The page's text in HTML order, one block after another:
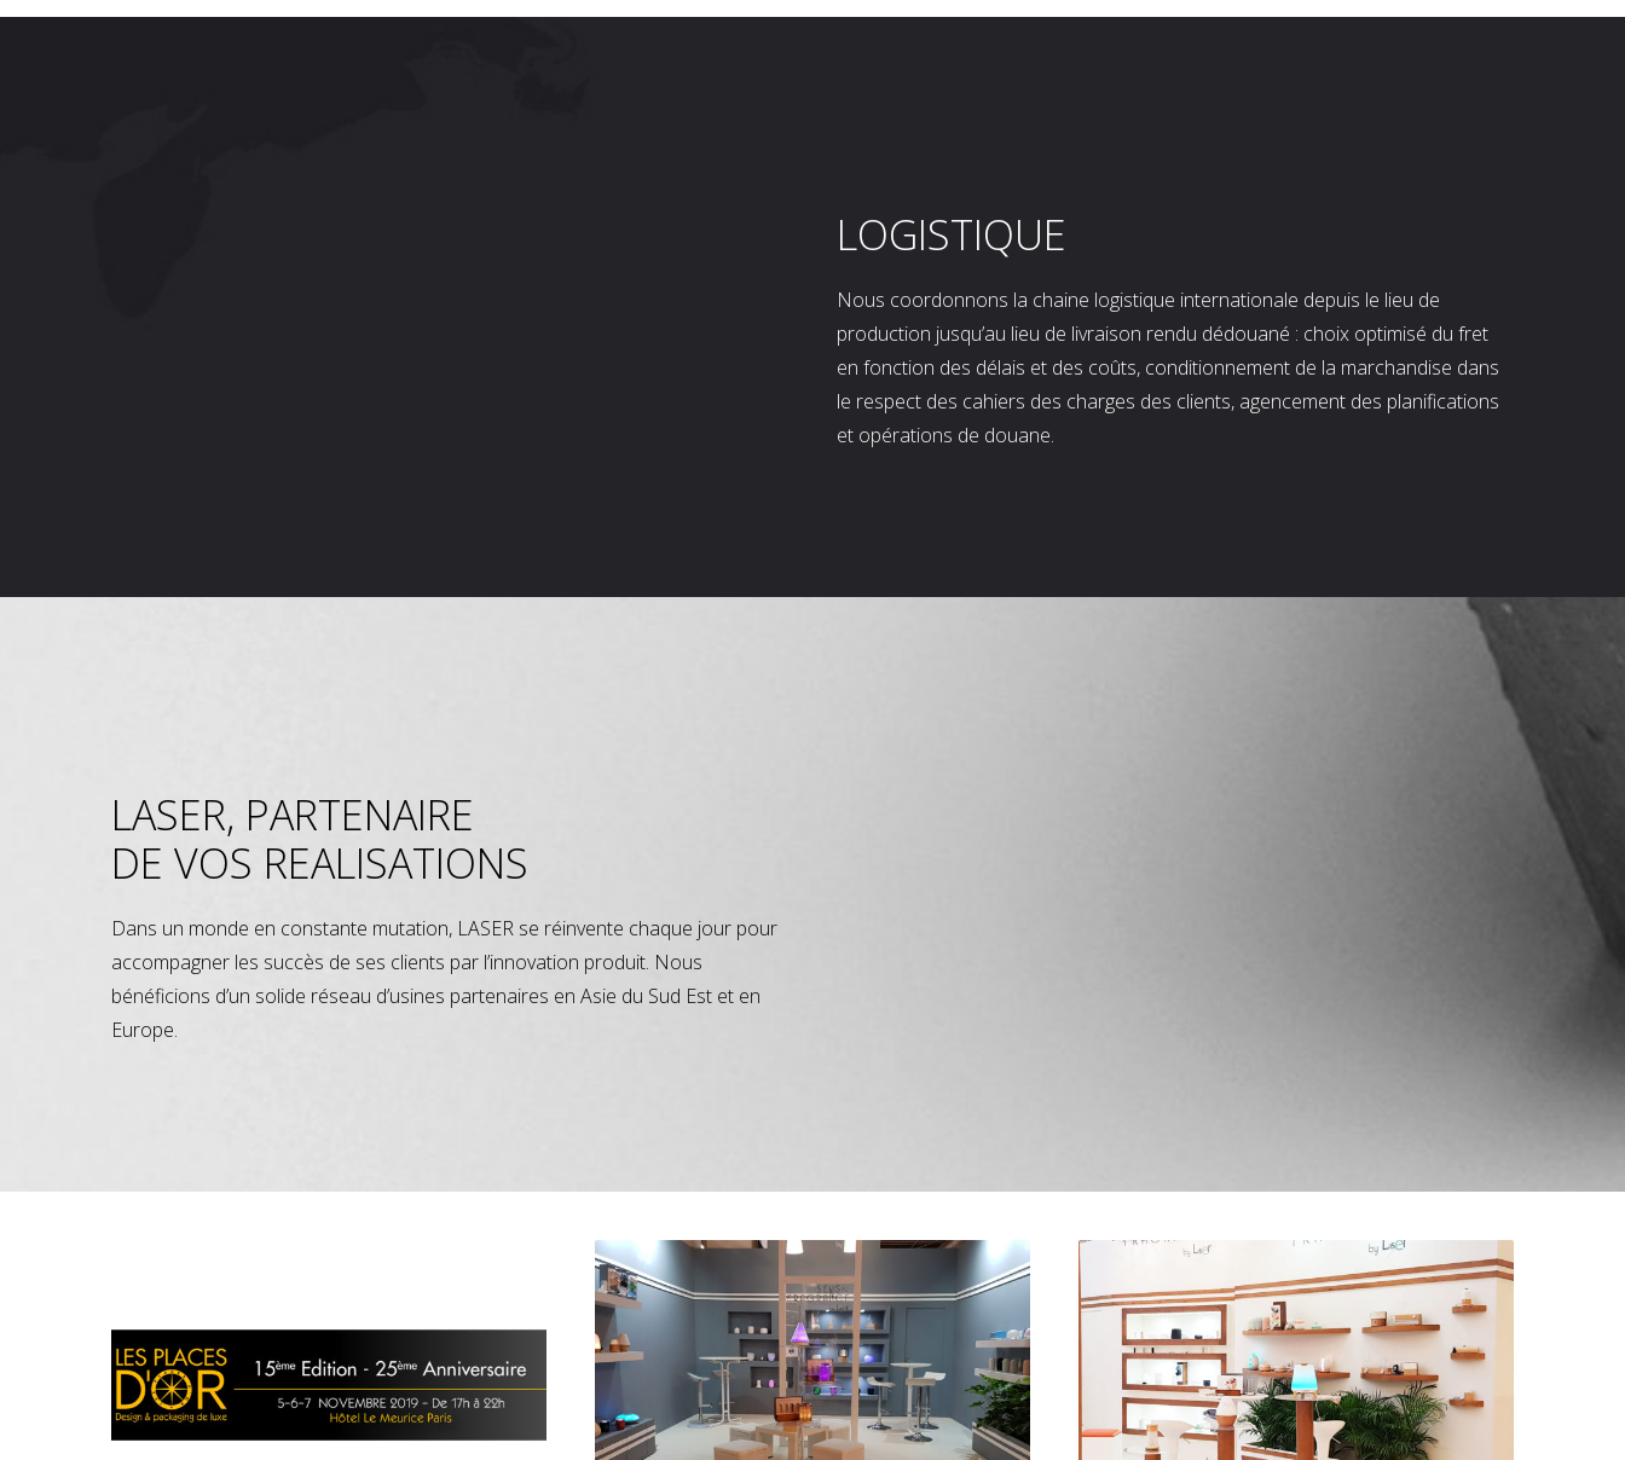
LOGISTIQUE
Nous coordonnons la chaine logistique internationale depuis le lieu de
production jusqu’au lieu de livraison rendu dédouané : choix optimisé du fret
en fonction des délais et des coûts, conditionnement de la marchandise dans
le respect des cahiers des charges des clients, agencement des planifications
et opérations de douane.
LASER, PARTENAIRE
DE VOS REALISATIONS
Dans un monde en constante mutation, LASER se réinvente chaque jour pour
accompagner les succès de ses clients par l’innovation produit. Nous
bénéficions d’un solide réseau d’usines partenaires en Asie du Sud Est et en
Europe.